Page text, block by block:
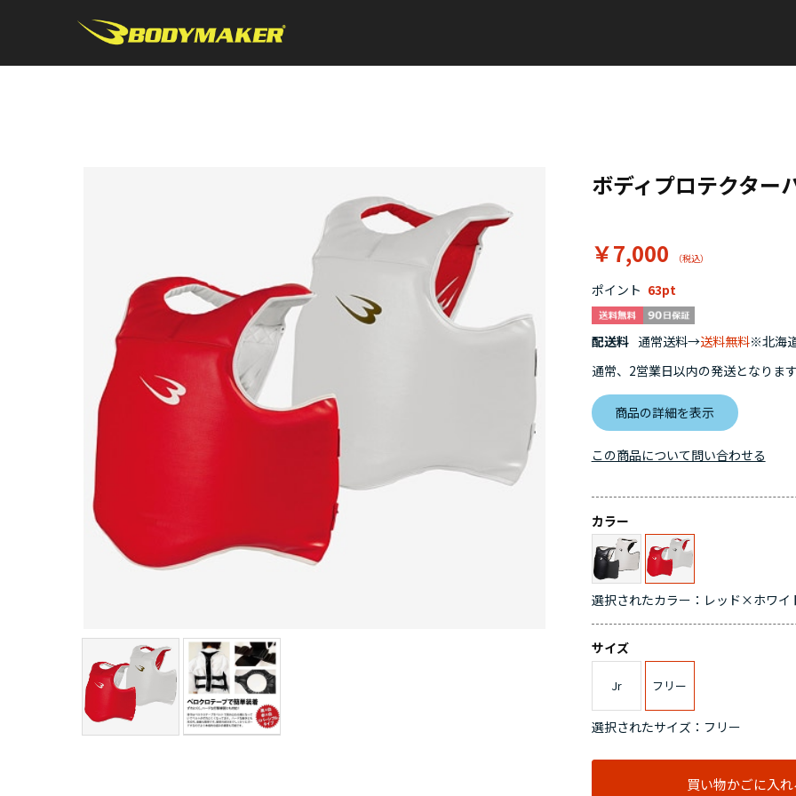
ボディプロテクター
￥7,000
ポイント 63
配送料 通常送料→送料無料※北海
通常、2営業日以内の発送となりま
商品の詳細を表示
カラー
選択されたカラー：レッド×ホワイ
サイズ
Jr フリー
選択されたサイズ：フリー
買い物かごに入
この商品について問い合わせる